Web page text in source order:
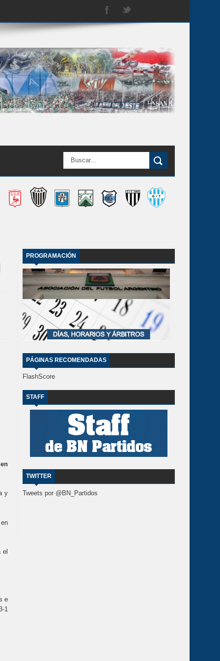
y
el
e
1
PROGRAMACIÓN
PÁGINAS RECOMENDADAS
FlashScore
STAFF
TWITTER
Tweets por @BN_Partidos